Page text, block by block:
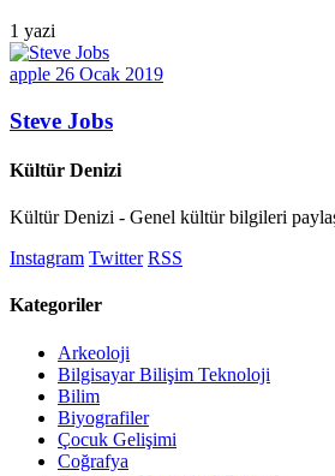
1 yazi
apple 26 Ocak 2019
Steve Jobs
Kültür Denizi
Kültür Denizi - Genel kültür bilgileri
Instagram Twitter RSS
Kategoriler
Arkeoloji
Bilgisayar Bilişim Teknoloji
Bilim
Biyografiler
Çocuk Gelişimi
Coğrafya